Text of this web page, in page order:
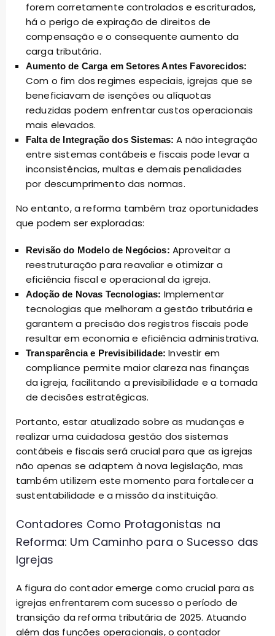
forem corretamente controlados e escriturados,
há o perigo de expiração de direitos de
compensação e o consequente aumento da
carga tributária.
Aumento de Carga em Setores Antes Favorecidos:
Com o fim dos regimes especiais, igrejas que se
beneficiavam de isenções ou alíquotas
reduzidas podem enfrentar custos operacionais
mais elevados.
Falta de Integração dos Sistemas: A não integração
entre sistemas contábeis e fiscais pode levar a
inconsistências, multas e demais penalidades
por descumprimento das normas.
No entanto, a reforma também traz oportunidades
que podem ser exploradas:
Revisão do Modelo de Negócios: Aproveitar a
reestruturação para reavaliar e otimizar a
eficiência fiscal e operacional da igreja.
Adoção de Novas Tecnologias: Implementar
tecnologias que melhoram a gestão tributária e
garantem a precisão dos registros fiscais pode
resultar em economia e eficiência administrativa.
Transparência e Previsibilidade: Investir em
compliance permite maior clareza nas finanças
da igreja, facilitando a previsibilidade e a tomada
de decisões estratégicas.
Portanto, estar atualizado sobre as mudanças e
realizar uma cuidadosa gestão dos sistemas
contábeis e fiscais será crucial para que as igrejas
não apenas se adaptem à nova legislação, mas
também utilizem este momento para fortalecer a
sustentabilidade e a missão da instituição.
Contadores Como Protagonistas na
Reforma: Um Caminho para o Sucesso das
Igrejas
A figura do contador emerge como crucial para as
igrejas enfrentarem com sucesso o período de
transição da reforma tributária de 2025. Atuando
além das funções operacionais, o contador